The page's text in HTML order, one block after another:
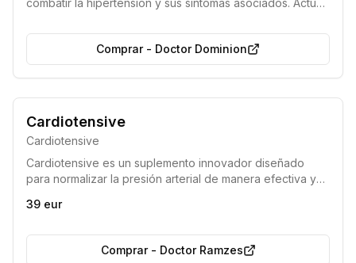
combatir la hipertensión y sus síntomas asociados. Actúa
presión arterial y reduciendo los niveles de colesterol,
ofreciendo así una protección esencial contra eventos
cardiovasculares graves como ataques al corazón y
derrames cerebrales.
Comprar- Doctor Dominion
100% orgánico Producto natural
Cardiotensive
Cardiotensive
Cardiotensive es un suplemento innovador diseñado
para normalizar la presión arterial de manera efectiva y
subyacentes de la hipertensión, disminuyendo
como accidentes cerebrovasculares y ataques
39 eur
Comprar- Doctor Ramzes